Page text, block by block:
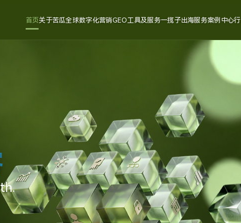
首页 关于苦瓜全球数字化营销GEO工具及服务一揽子出海服务案例中心